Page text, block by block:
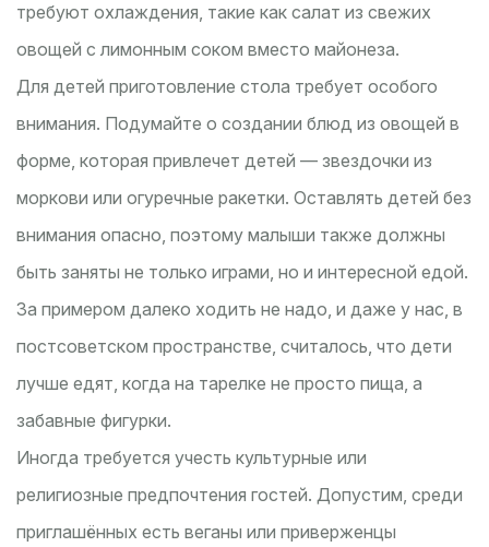
требуют охлаждения, такие как салат из свежих
овощей с лимонным соком вместо майонеза.
Для детей приготовление стола требует особого
внимания. Подумайте о создании блюд из овощей в
форме, которая привлечет детей — звездочки из
моркови или огуречные ракетки. Оставлять детей без
внимания опасно, поэтому малыши также должны
быть заняты не только играми, но и интересной едой.
За примером далеко ходить не надо, и даже у нас, в
постсоветском пространстве, считалось, что дети
лучше едят, когда на тарелке не просто пища, а
забавные фигурки.
Иногда требуется учесть культурные или
религиозные предпочтения гостей. Допустим, среди
приглашённых есть веганы или приверженцы